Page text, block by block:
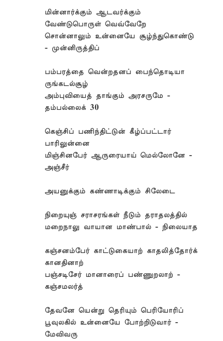
மின்னார்க்கும் ஆடவர்க்கும்
வேண்டுபொருள் வெவ்வேறே
சொன்னாலும் உன்னையே சூழ்ந்துகொண்டு
- முன்னிருத்திப்
பம்பரத்தை வென்றதனப் பைந்தொடியா
ருங்கடல்சூழ்
அம்புவியைத் தாங்கும் அரசருமே -
தம்பல்லைக் 30
கெஞ்சிப் பணிந்திட்டுன் கீழ்ப்பட்டார்
பாரிலுன்னை
மிஞ்சினபேர் ஆருரையாய் மெல்லோனே -
அஞ்சீர்
அயனுக்கும் கண்ணாடிக்கும் சிலேடை
நிறையுஞ் சராசரங்கள் நீடும் தராதலத்தில்
மறைநாலு வாயான மாண்பால் - நிலையாத
கஞ்சனம்பேர் காட்டுகையாற் காதலித்தோர்க்
கானதினாற்
பஞ்சடிசேர் மானாரைப் பண்ணுறலாற் -
கஞ்சமலர்த்
தேவனே யென்று தெரியும் பெரியோரிப்
பூவுலகில் உன்னையே போற்றிடுவார் -
மேவிவரு